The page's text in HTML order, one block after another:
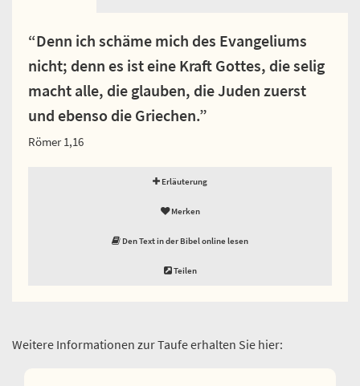
“Denn ich schäme mich des Evangeliums
nicht; denn es ist eine Kraft Gottes, die selig
macht alle, die glauben, die Juden zuerst
und ebenso die Griechen.”
Römer 1,16
Erläuterung
Merken
Den Text in der Bibel online lesen
Teilen
Weitere Informationen zur Taufe erhalten Sie hier: